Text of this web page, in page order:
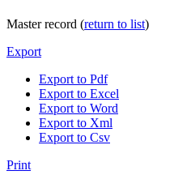
Master record (return to list)
Export
Export to Pdf
Export to Excel
Export to Word
Export to Xml
Export to Csv
Print